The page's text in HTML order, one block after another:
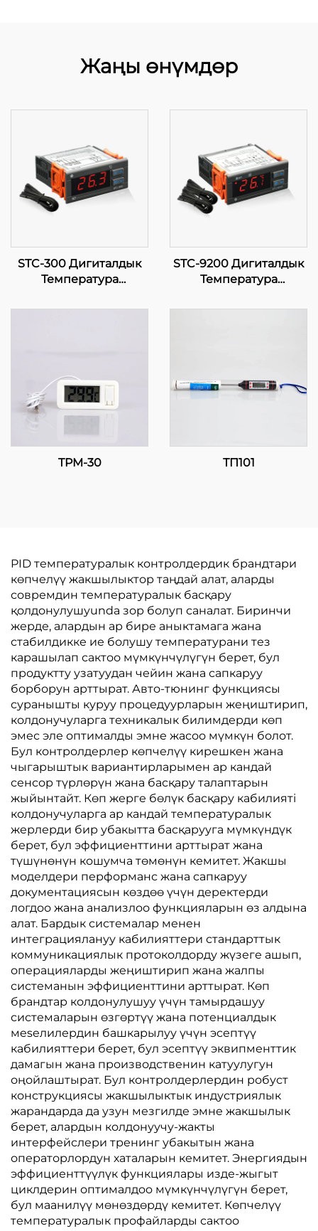
Жаңы өнүмдөр
STC-300 Дигиталдык
Температура
Эффективдуу
Көпчүлүк
STC-9200 Дигиталдык
Температура
Саноаттык жана
TPM-30 ТП101
PID температуралык контролдердик брандтари
көпчелүү жакшылыктор таңдай алат, аларды
совремдин температуралык басқару
қолдонулушуunda зор болуп саналат. Биринчи
жерде, алардын ар бире аныктамага жана
стабилдикке ие болушу температурани тез
карашылап сактоо мүмкүнчүлүгүн берет, бул
продуктту узатуудан чейин жана сапкаруу
борборун арттырат. Авто-тюнинг функциясы
суранышты куруу процедуурларын жеңиштирип,
колдонучуларга техникалык билимдерди көп
эмес эле оптималды эмне жасоо мүмкүн болот.
Бул контролдерлер көпчелүү кирешкен жана
чыгарыштык вариантирларымен ар кандай
сенсор түрлөрүн жана басқару талаптарын
жыйынтайт. Көп жерге бөлүк басқару кабилияті
колдонучуларга ар кандай температуралык
жерлерди бир убакытта басқарууга мүмкүндүк
берет, бул эффициенттини арттырат жана
түшүнөнүн кошумча төмөнүн кемитет. Жакшы
моделдери перформанс жана сапкаруу
документациясын көздөө үчүн деректерди
логдоо жана анализлоо функцияларын өз алдына
алат. Бардык системалар менен
интеграциялануу кабилияттери стандарттык
коммуникациялык протоколдорду жүзеге ашып,
операцияларды жеңиштирип жана жалпы
системанын эффициенттини арттырат. Көп
брандтар колдонулушуу үчүн тамырдашуу
системаларын өзгөртүү жана потенциалдык
мeseлилердин башкарылуу үчүн эсептүү
кабилияттери берет, бул эсептүү эквипменттик
дамагын жана производственин катуулугун
оңойлаштырат. Бул контролдерлердин робуст
конструкциясы жакшылыктык индустриялык
жарандарда да узун мезгилде эмне жакшылык
берет, алардын колдонуучу-жакты
интерфейслери тренинг убакытын жана
операторлордун хаталарын кемитет. Энергиядын
эффициенттүүлүк функциялары изде-жыгыт
циклдерин оптималдoo мүмкүнчүлүгүн берет,
бул маанилүү мөнөздөрдү кемитет. Көпчелүү
температуралык профайларды сактоо